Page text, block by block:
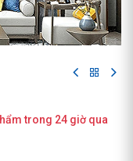
trong 24 giờ qua